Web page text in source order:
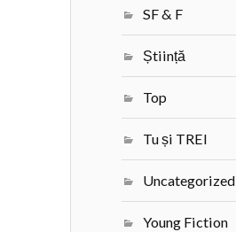
SF & F
Știință
Top
Tu și TREI
Uncategorized
Young Fiction